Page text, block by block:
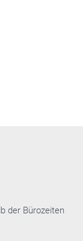
der Bürozeiten